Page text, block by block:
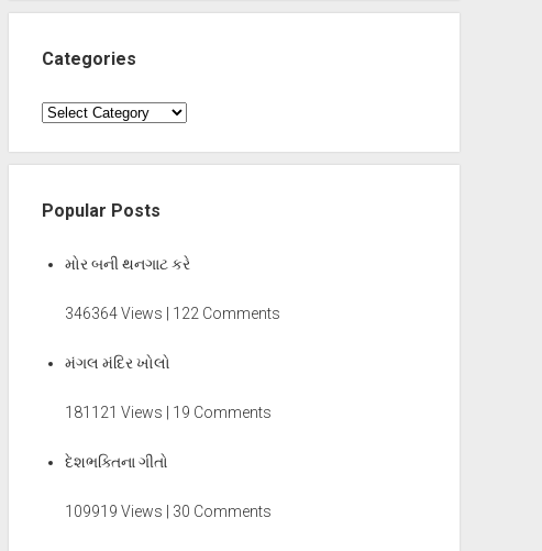
Categories
Categories
Popular Posts
મોર બની થનગાટ કરે
346364 Views | 122 Comments
મંગલ મંદિર ખોલો
181121 Views | 19 Comments
દેશભક્તિના ગીતો
109919 Views | 30 Comments